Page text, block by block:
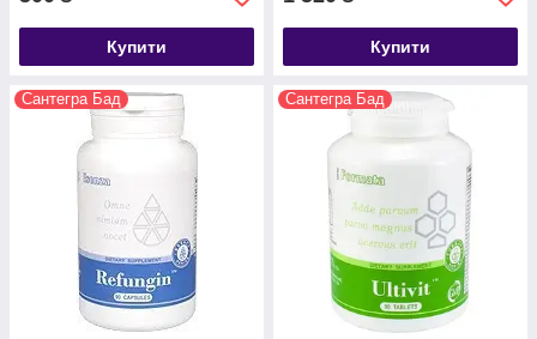
Купити Купити
Сантегра Бад Сантегра Бад